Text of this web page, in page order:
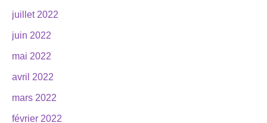
juillet 2022
juin 2022
mai 2022
avril 2022
mars 2022
février 2022